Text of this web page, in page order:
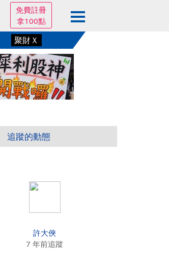
免費註冊
拿100點
聚財Ｘ
追蹤的動態
許大俠
7 年前追蹤